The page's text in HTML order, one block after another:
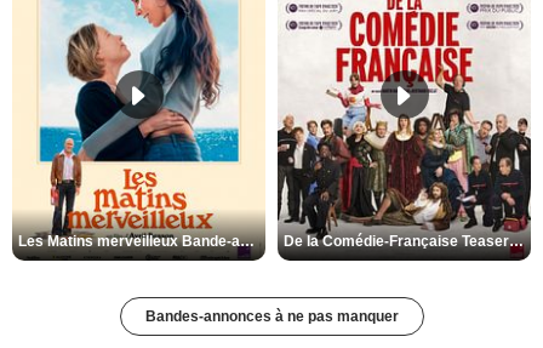
Les Matins merveilleux Bande-annonce VF De la Comédie-Française Teaser VF
Bandes-annonces à ne pas manquer